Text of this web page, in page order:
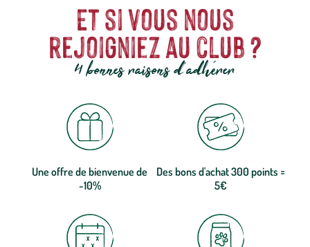
Et si vous nous
rejoigniez au club ?
4 bonnes raisons d'adhérer
Une offre de bienvenue de
-10%
Des bons d'achat 300 points =
5€